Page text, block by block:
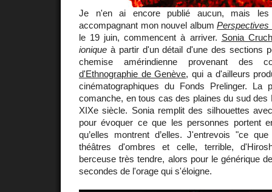
Je n'en ai encore publié aucun, mais les
accompagnant mon nouvel albumPerspectives
le 19 juin, commencent à arriver. Sonia
ionique à partir d'un détail d'une des sections
chemise amérindienne provenant des
d'Ethnographie de Genève, qui a d'ailleurs
cinématographiques du Fonds Prelinger. La
comanche, en tous cas des plaines du sud des
XIXe siècle. Sonia remplit des silhouettes
pour évoquer ce que les personnes portent
qu’elles montrent d’elles. J'entrevois "ce
théâtres d'ombres et celle, terrible,
berceuse très tendre, alors pour le générique
secondes de l'orage qui s'éloigne.